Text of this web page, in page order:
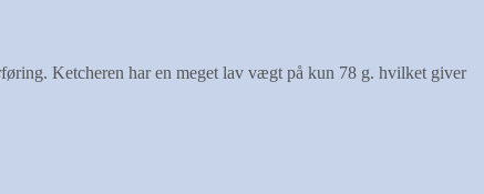
Ketcheren har en meget lav vægt på kun 78 g. hvilket giver